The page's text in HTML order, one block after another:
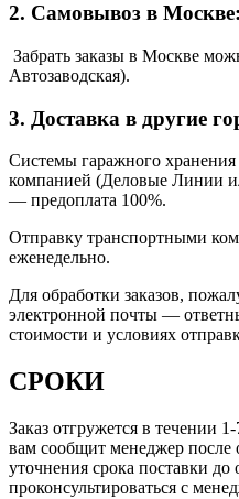
2. Самовывоз в Москве:
Забрать заказы в Москве
Автозаводская).
3. Доставка в другие
Системы гаражного
компанией (Деловые Линии
— предоплата 100%.
Отправку транспортными
еженедельно.
Для обработки заказов,
электронной почты —
стоимости и условиях
СРОКИ
Заказ отгружется в течении
вам сообщит менеджер после
уточнения срока поставки до
проконсультироваться с